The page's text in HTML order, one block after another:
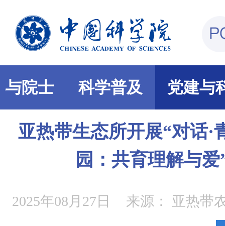
与院士 科学普及 党建与
亚热带生态所开展“对话
园：共育理解与
2025年08月27日 来源： 亚热带